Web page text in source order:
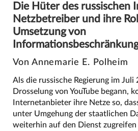
Die Hüter des russischen
Netzbetreiber und ihre
Umsetzung von
Von Annemarie E. Polheim
Als die russische Regierung im Juli
Drosselung von YouTube begann,
Internetanbieter ihre Netze so,
unter Umgehung der staatlichen
weiterhin auf den Dienst zugreifen